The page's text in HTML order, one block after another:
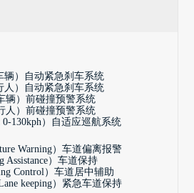
辆）自动紧急刹车系统
人）自动紧急刹车系统
辆）前碰撞预警系统
人）前碰撞预警系统
130kph）自适应巡航系统
Warning）车道偏离报警
Assistance）车道保持
Control）车道居中辅助
keeping）紧急车道保持